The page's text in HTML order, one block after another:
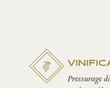
Pressurage